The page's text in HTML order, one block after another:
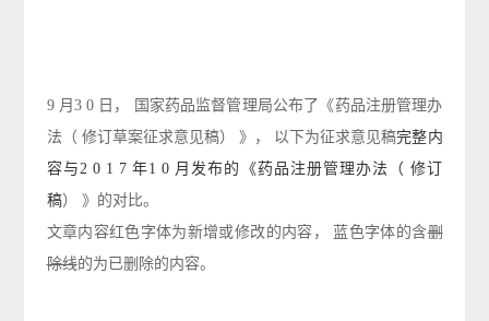
9 月3 0 日， 国家药品监督管理局公布了《药品注册管理办
法（ 修订草案征求意见稿） 》， 以下为征求意见稿完整内
容与2 0 1 7 年1 0 月发布的《药品注册管理办法（ 修订
稿） 》的对比。
文章内容红色字体为新增或修改的内容 ， 蓝色字体的含删
除线的为已删除的内容。